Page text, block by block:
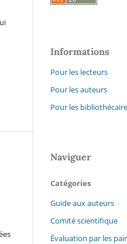
Informations
Pour les lecteurs
Pour les auteurs
Pour les
Naviguer
Catégories
Guide aux auteurs
Comité scientifique
Évaluation par les